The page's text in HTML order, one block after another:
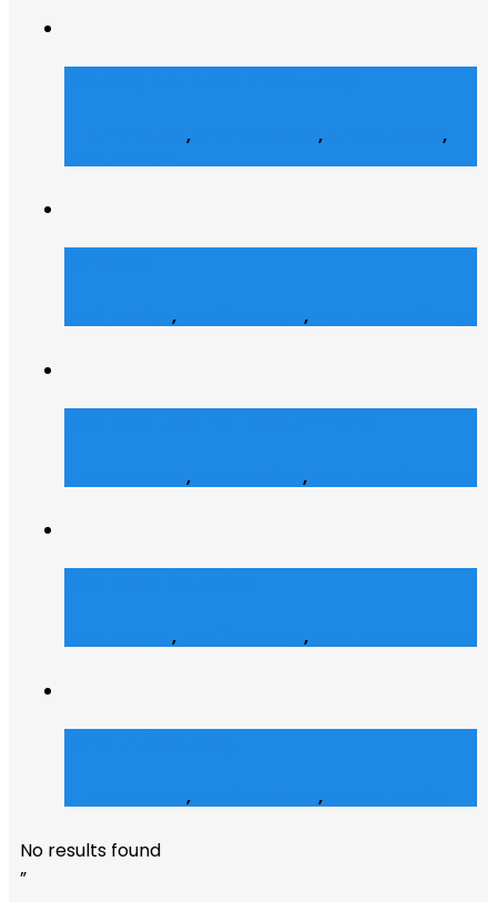
, ,
,
, ,
, ,
, ,
, ,
No results found
”